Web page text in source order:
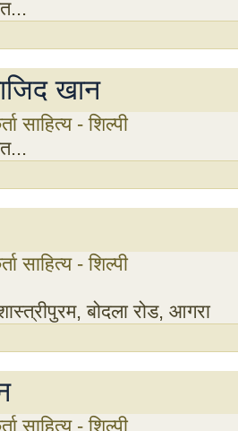
खान
साहित्य - शिल्पी
साहित्य - शिल्पी
बोदला रोड, आगरा
साहित्य - शिल्पी